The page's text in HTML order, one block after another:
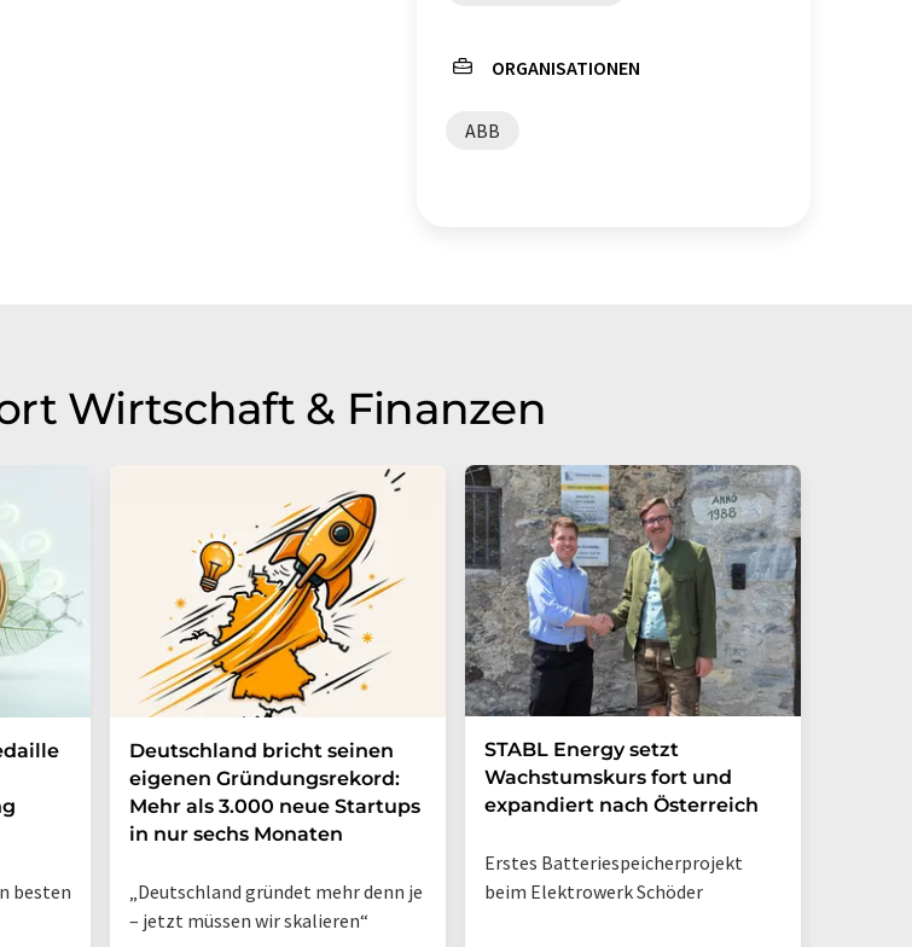
ORGANISATIONEN
ABB
Wirtschaft & Finanzen
besten
Deutschland bricht seinen
eigenen Gründungsrekord:
Mehr als 3.000 neue Startups
in nur sechs Monaten
„Deutschland gründet mehr denn je
– jetzt müssen wir skalieren“
STABL Energy setzt
Wachstumskurs fort und
expandiert nach Österreich
Erstes Batteriespeicherprojekt
beim Elektrowerk Schöder